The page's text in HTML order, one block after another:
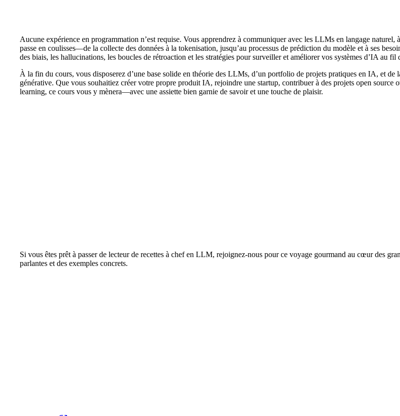
Aucune expérience en programmation n’est requise. Vous apprendrez à communiquer avec les LLMs en langage
passe en coulisses—de la collecte des données à la tokenisation, jusqu’au processus de prédiction du modèle et à ses
des biais, les hallucinations, les boucles de rétroaction et les stratégies pour surveiller et améliorer vos systèmes d’IA au fil
À la fin du cours, vous disposerez d’une base solide en théorie des LLMs, d’un portfolio de projets pratiques en IA, et
générative. Que vous souhaitiez créer votre propre produit IA, rejoindre une startup, contribuer à des projets open source
learning, ce cours vous y mènera—avec une assiette bien garnie de savoir et une touche de plaisir.
Si vous êtes prêt à passer de lecteur de recettes à chef en LLM, rejoignez-nous pour ce voyage gourmand au cœur des
parlantes et des exemples concrets.